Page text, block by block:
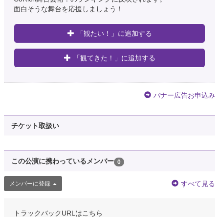
面白そうな舞台を応援しましょう！
「観たい！」に追加する
「観てきた！」に追加する
バナー広告お申込み
チケット取扱い
この公演に携わっているメンバー 0
メンバーに登録 すべて見る
トラックバックURLはこちら